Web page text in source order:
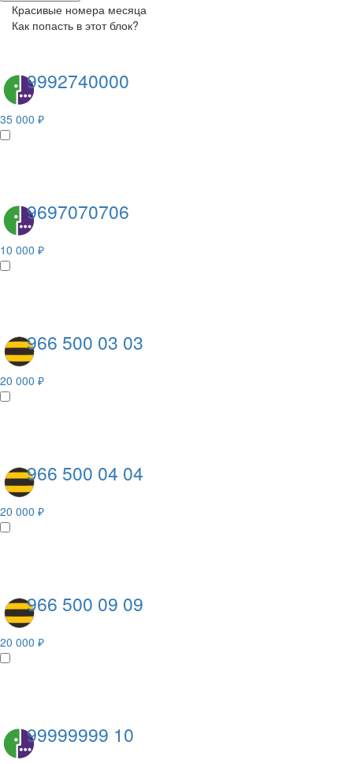
Красивые номера месяца
Как попасть в этот блок?
9992740000
35 000 ₽
9697070706
10 000 ₽
966 500 03 03
20 000 ₽
966 500 04 04
20 000 ₽
966 500 09 09
20 000 ₽
99999999 10